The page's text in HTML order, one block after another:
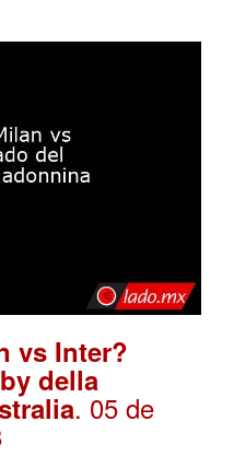
vs Inter?
della
. 05 de